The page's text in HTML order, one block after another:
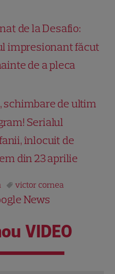
de la Desafio:
impresionant făcut
de a pleca
schimbare de ultim
Serialul
înlocuit de
din 23 aprilie
victor cornea
News
VIDEO